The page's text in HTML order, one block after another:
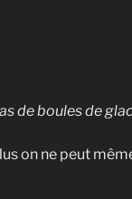
de boules de
on ne peut